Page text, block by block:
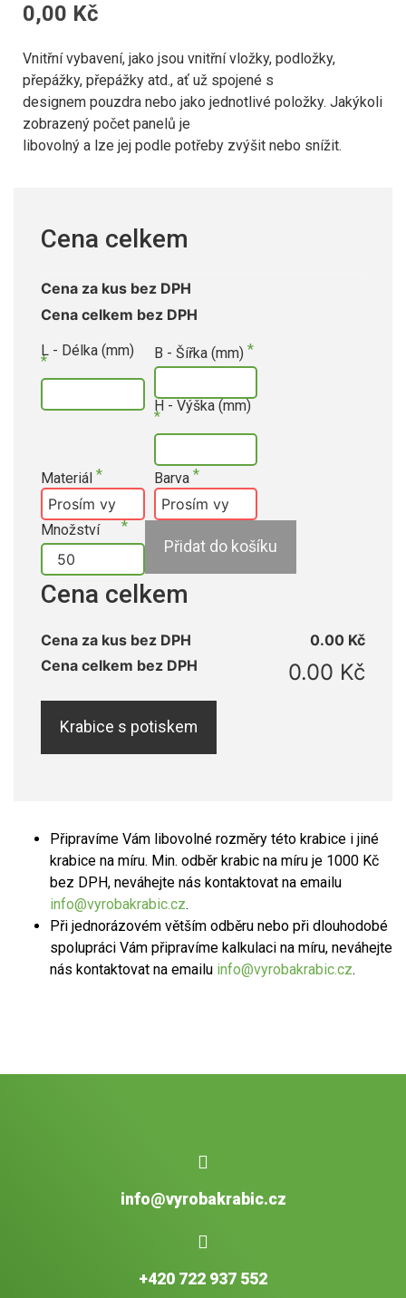
0,00 Kč
Vnitřní vybavení, jako jsou vnitřní vložky, podložky,
přepážky, přepážky atd., ať už spojené s
designem pouzdra nebo jako jednotlivé položky. Jakýkoli
zobrazený počet panelů je
libovolný a lze jej podle potřeby zvýšit nebo snížit.
Cena celkem
Cena za kus bez DPH
Cena celkem bez DPH
L - Délka (mm) B - Šířka (mm)
H - Výška (mm)
Materiál Barva
Množství
Cena celkem
Cena za kus bez DPH
0.00 Kč
Cena celkem bez DPH
0.00 Kč
Přidat do košíku
Krabice s potiskem
Připravíme Vám libovolné rozměry této krabice i jiné
krabice na míru. Min. odběr krabic na míru je 1000 Kč
bez DPH, neváhejte nás kontaktovat na emailu
info@vyrobakrabic.cz.
Při jednorázovém větším odběru nebo při dlouhodobé
spolupráci Vám připravíme kalkulaci na míru, neváhejte
nás kontaktovat na emailu info@vyrobakrabic.cz.
info@vyrobakrabic.cz
+420 722 937 552